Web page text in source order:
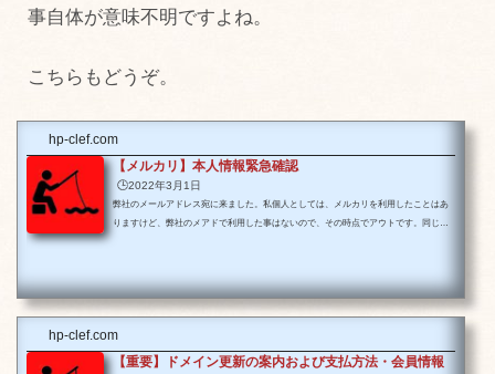
事自体が意味不明ですよね。
こちらもどうぞ。
hp-clef.com
【メルカリ】本人情報緊急確認
🕒️2022年3月1日
弊社のメールアドレス宛に来ました。私個人としては、メルカリを利用したことはあ
りますけど、弊社のメアドで利用した事はないので、その時点でアウトです。同じ送
mercari 重要なお知らせ＞ 【メルカリ】事務局からのお知らせなどなど。弊社のメア
ドは、必要なので表に出してますが、それ...
hp-clef.com
【重要】ドメイン更新の案内および支払方法・会員情報